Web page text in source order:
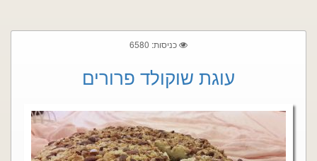
כניסות: 6580
עוגת שוקולד פרורים